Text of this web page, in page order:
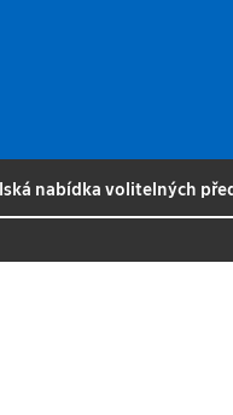
nabídka volitelných